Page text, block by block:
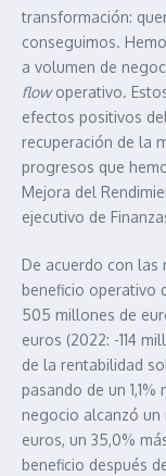
transformación:
conseguimos.
a volumen de
flowoperativo.
efectos positivos
recuperación de la
progresos que
Mejora del
ejecutivo de
De acuerdo con las
beneficio operativo
505 millones de
euros (2022: -114
de la rentabilidad
pasando de un
negocio alcanzó un
euros, un 35,0%
beneficio después